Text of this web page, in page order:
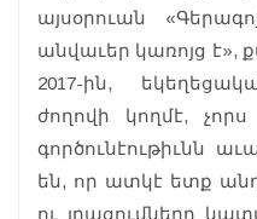
այսօրուան
անվաւեր կառոյց է»,
2017-ին,
ժողովի կողմէ,
գործունէութիւնն
են, որ ատկէ ետք
ու լրացումները